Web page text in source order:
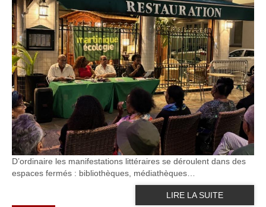
D’ordinaire les manifestations littéraires se déroulent dans des
espaces fermés : bibliothèques, médiathèques…
LIRE LA SUITE